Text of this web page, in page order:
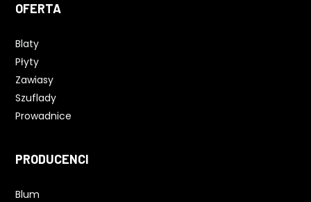
OFERTA
Blaty
Płyty
Zawiasy
Szuflady
Prowadnice
PRODUCENCI
Blum